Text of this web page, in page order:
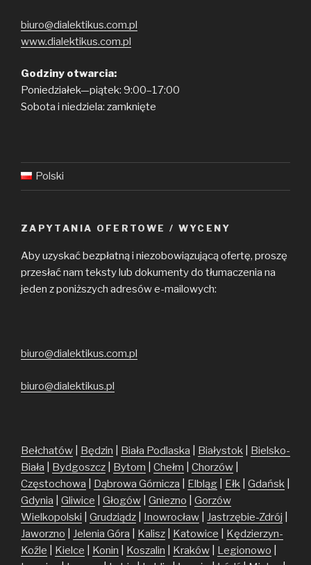
biuro@dialektikus.com.pl
www.dialektikus.com.pl
Godziny otwarcia:
Poniedziałek—piątek: 9:00–17:00
Sobota i niedziela: zamknięte
Polski
ZAPYTANIA OFERTOWE / WYCENY
Aby uzyskać bezpłatną i niezobowiązującą ofertę, proszę
przesłać nam teksty lub dokumenty do tłumaczenia na
jeden z poniższych adresów e-mailowych:
biuro@dialektikus.com.pl
biuro@dialektikus.pl
Bełchatów Będzin Biała Podlaska Białystok
Bielsko-
Biała
Bydgoszcz Bytom Chełm Chorzów
Częstochowa
Dąbrowa Górnicza Elbląg Ełk Gdańsk
Gdynia
Gliwice Głogów Gniezno
Gorzów
Wielkopolski
Grudziądz Inowrocław Jastrzębie-Zdrój
Jaworzno
Jelenia Góra Kalisz Katowice
Kędzierzyn-
Koźle
Kielce Konin Koszalin Kraków Legionowo